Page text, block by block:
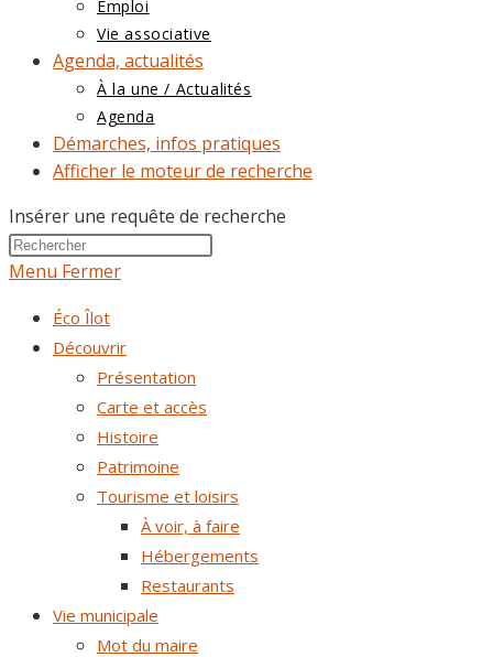
Emploi
Vie associative
Agenda, actualités
À la une / Actualités
Agenda
Démarches, infos pratiques
Afficher le moteur de recherche
Insérer une requête de recherche
Menu Fermer
Éco Îlot
Découvrir
Présentation
Carte et accès
Histoire
Patrimoine
Tourisme et loisirs
À voir, à faire
Hébergements
Restaurants
Vie municipale
Mot du maire